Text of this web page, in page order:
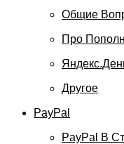
Общие
Про
Другое
PayPal
PayPal В